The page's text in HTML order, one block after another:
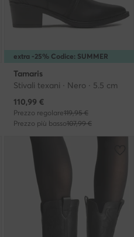
extra -25% Codice: SUMMER
Tamaris
Stivali texani · Nero · 5.5 cm
Prezzo attuale
110,99 €
Prezzo regolare119,95 €
Prezzo più basso107,99 €